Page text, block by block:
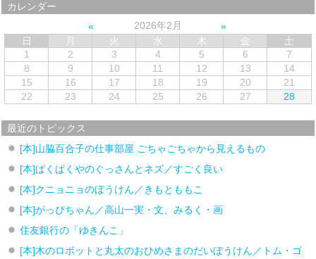
カレンダー
2026年2月
日
月 火 水 木 金
土
1
2 3 4 5 6
7
8
9 10 11 12 13
14
15
16 17 18 19 20
21
22
23 24 25 26 27 28
最近のトピックス
[本]山脇百合子の仕事部屋 ごちゃごちゃから見えるもの
[本]ぱくぱくやのぐっさんとネズ／すごく良い
[本]クニョニョのぼうけん／きもとももこ
[本]がっぴちゃん／高山一実・文、みるく・画
住友銀行の「ゆきんこ」
[本]木のロボットと丸太のおひめさまのだいぼうけん／トム・ゴ